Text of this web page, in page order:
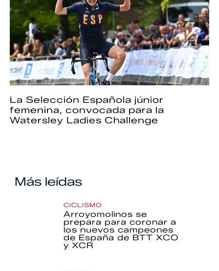
La Selección Española júnior
femenina, convocada para la
Watersley Ladies Challenge
Más leídas
CICLISMO
Arroyomolinos se
prepara para coronar a
los nuevos campeones
de España de BTT XCO
y XCR